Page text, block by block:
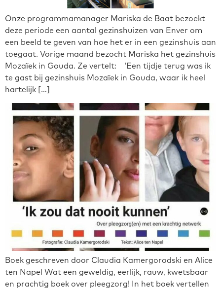
Onze programmamanager Mariska de Baat bezoekt
deze periode een aantal gezinshuizen van Enver om
een beeld te geven van hoe het er in een gezinshuis aan
toegaat. Vorige maand bezocht Mariska het gezinshuis
Mozaïek in Gouda. Ze vertelt: ‘Een tijdje terug was ik
te gast bij gezinshuis Mozaïek in Gouda, waar ik heel
hartelijk […]
Boek geschreven door Claudia Kamergorodski en Alice
ten Napel Wat een geweldig, eerlijk, rauw, kwetsbaar
en prachtig boek over pleegzorg! In het boek vertellen